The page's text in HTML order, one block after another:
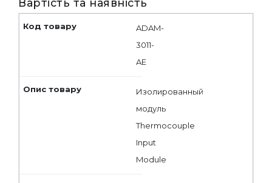
ADAM-
3011-
AE
Изолированный
модуль
Thermocouple
Input
Module